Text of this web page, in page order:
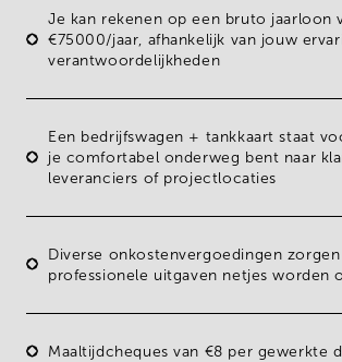
Je kan rekenen op een bruto jaarloon
€75000/jaar, afhankelijk van jouw
verantwoordelijkheden
Een bedrijfswagen + tankkaartstaat
je comfortabel onderweg bent naar
leveranciers of projectlocaties
Diverse onkostenvergoedingen
professionele uitgaven netjes worden
Maaltijdcheques van €8 per gewerkte